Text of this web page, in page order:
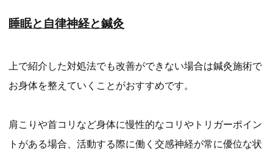
睡眠と自律神経と鍼灸
上で紹介した対処法でも改善ができない場合は鍼灸施術で
お身体を整えていくことがおすすめです。
肩こりや首コリなど身体に慢性的なコリやトリガーポイン
トがある場合、活動する際に働く交感神経が常に優位な状